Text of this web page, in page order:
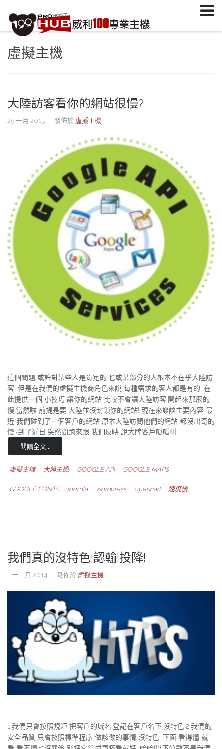
虛擬主機
大陸訪客看你的網站很慢?
25 一月 2015 發佈於 虛擬主機
這個問題 或許對某些人是肯定的 也或某部分的人根本不在乎大陸訪
客! 但是在我們的虛擬主機商角色來說 每種需求的客人都是有的! 在
此提供一個 小技巧 讓你的網站 比較不會讓大陸訪客 開起來那麼的
慢!當然啦 前提是要 大陸並沒封鎖你的網站! 現在來談談主要內容 最
近 我們碰到了一個客戶的網站 原本大陸訪問他們的網站 都沒出奇的
慢~到了近日 突然間跑來跟 我們反映 說大陸客戶呱呱叫…
閱讀全文...
虛擬主機 大陸主機 GOOGLE API GOOGLE MAPS
GOOGLE FONTS joomla wordpress opencart 速度慢
我們真的沒特色!認輸!投降!
1 十一月 2014 發佈於 虛擬主機
1.我們只會按照規矩 把客戶的域名 登記在客戶名下 沒特色!2.我們的
安全品質 只會按照標準程序 做該做的事情 沒特色! 下面 看得懂 就
註冊/登入或註冊會員
信箱
加入會員